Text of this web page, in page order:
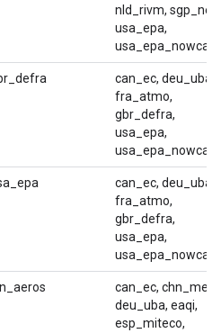
nld_rivm, sgp_nea,
usa_epa,
usa_epa_nowcast
can_ec, deu_uba,
fra_atmo,
gbr_defra,
usa_epa,
usa_epa_nowcast
can_ec, deu_uba,
fra_atmo,
gbr_defra,
usa_epa,
usa_epa_nowcast
can_ec, chn_mep,
deu_uba, eaqi,
esp_miteco,